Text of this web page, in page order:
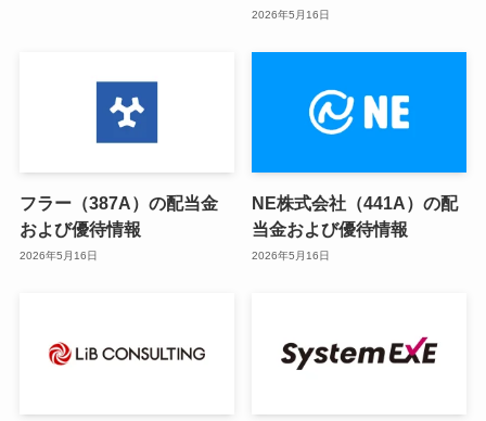
2026年5月16日
フラー（387A）の配当金
および優待情報
2026年5月16日
NE株式会社（441A）の配
当金および優待情報
2026年5月16日